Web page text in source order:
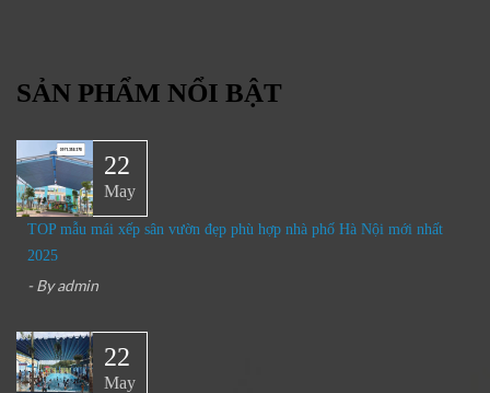
SẢN PHẨM NỔI BẬT
22
May
TOP mẫu mái xếp sân vườn đẹp phù hợp nhà phố Hà Nội mới nhất
2025
- Byadmin
22
May